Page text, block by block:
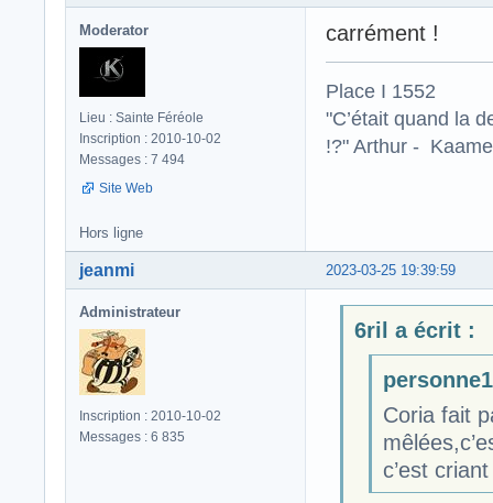
Moderator
Lieu : Sainte Féréole
Inscription : 2010-10-02
Messages : 7 494
Site Web
carrément !
Place I 1552
"C’était quand la
!?" Arthur -
Hors ligne
2023-03-25 19:39:59
jeanmi
Administrateur
Inscription : 2010-10-02
Messages : 6 835
6ril a écrit :
Coria fait
c’est